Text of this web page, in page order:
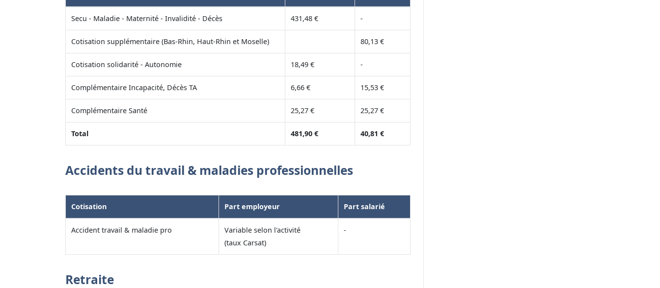
Secu - Maladie - Maternité - Invalidité - Décès 431,48 € -
Cotisation supplémentaire (Bas-Rhin, Haut-Rhin et Moselle) 80,13 €
Cotisation solidarité - Autonomie 18,49 € -
Complémentaire Incapacité, Décès TA 6,66 € 15,53 €
Complémentaire Santé 25,27 € 25,27 €
Total 481,90 € 40,81 €
Accidents du travail & maladies professionnelles
Cotisation Part employeur Part salarié
Accident travail & maladie pro
Variable selon l'activité
(taux Carsat)
-
Retraite